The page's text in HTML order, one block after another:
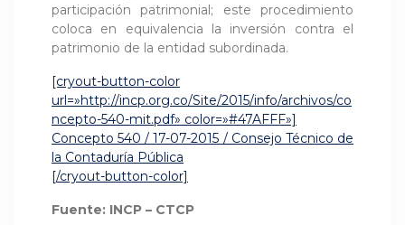
participación patrimonial; este procedimiento
coloca en equivalencia la inversión contra el
patrimonio de la entidad subordinada.
[cryout-button-color
url=»http://incp.org.co/Site/2015/info/archivos/co
ncepto-540-mit.pdf» color=»#47AFFF»]
Concepto 540 / 17-07-2015 / Consejo Técnico de
la Contaduría Pública
[/cryout-button-color]
Fuente: INCP – CTCP